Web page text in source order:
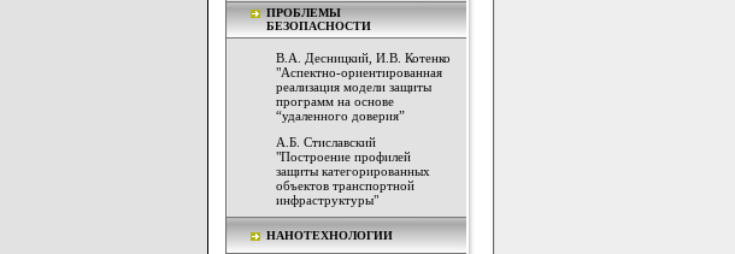
ПРОБЛЕМЫ
БЕЗОПАСНОСТИ
В.А. Десницкий, И.В. Котенко
"Аспектно-ориентированная
реализация модели защиты
программ на основе
“удаленного доверия”
А.Б. Стиславский
"Построение профилей
защиты категорированных
объектов транспортной
инфраструктуры"
НАНОТЕХНОЛОГИИ